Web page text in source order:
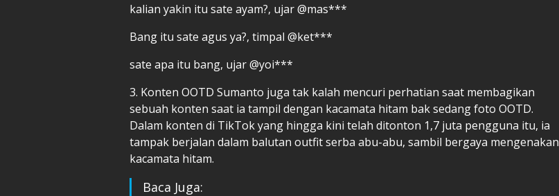
kalian yakin itu sate ayam?, ujar @mas***
Bang itu sate agus ya?, timpal @ket***
sate apa itu bang, ujar @yoi***
3. Konten OOTD Sumanto juga tak kalah mencuri perhatian saat membagikan
sebuah konten saat ia tampil dengan kacamata hitam bak sedang foto OOTD.
Dalam konten di TikTok yang hingga kini telah ditonton 1,7 juta pengguna itu, ia
tampak berjalan dalam balutan outfit serba abu-abu, sambil bergaya mengenakan
kacamata hitam.
Baca Juga: